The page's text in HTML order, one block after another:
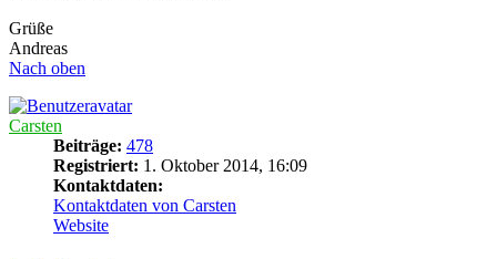
Grüße
Andreas
Nach oben
Carsten
Beiträge: 478
Registriert: 1. Oktober 2014, 16:09
Kontaktdaten:
Kontaktdaten von Carsten
Website